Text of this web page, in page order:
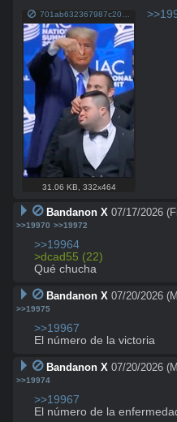
31.06 KB 332x464
Bandanon X 07/17/2026
>>19970 >>19972
>>19964
>dcad55 (22)
Qué chucha
Bandanon X 07/20/2026
>>19975
>>19967
El número de la victoria
Bandanon X 07/20/2026
>>19974
>>19967
El número de la